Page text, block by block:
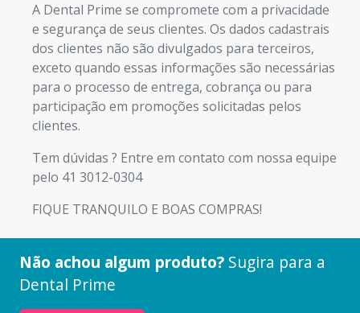
A Dental Prime se compromete com a privacidade
e segurança de seus clientes. Os dados cadastrais
dos clientes não são divulgados para terceiros,
exceto quando essas informações são necessárias
para o processo de entrega, cobrança ou para
participação em promoções solicitadas pelos
clientes.
Tem dúvidas ? Entre em contato com nossa equipe
pelo 41 3012-0304
FIQUE TRANQUILO E BOAS COMPRAS!
Não achou algum produto? Sugira para a
Dental Prime